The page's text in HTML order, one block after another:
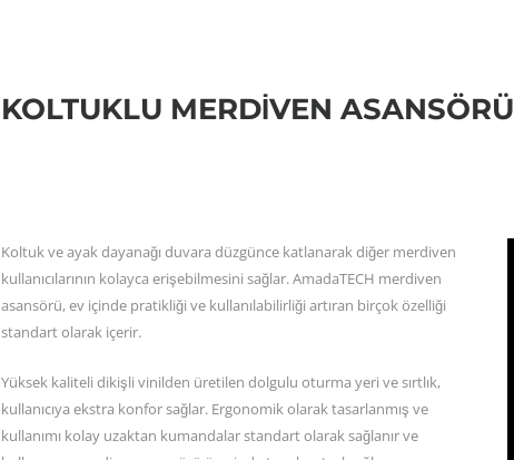
KOLTUKLU MERDIVEN ASANSÖRÜ
Koltuk ve ayak dayanağı duvara düzgünce katlanarak diğer merdiven
kullanıcılarının kolayca erişebilmesini sağlar. AmadaTECH merdiven
asansörü, ev içinde pratikliği ve kullanılabilirliği artıran birçok özelliği
standart olarak içerir.
Yüksek kaliteli dikişli vinilden üretilen dolgulu oturma yeri ve sırtlık,
kullanıcıya ekstra konfor sağlar. Ergonomik olarak tasarlanmış ve
kullanımı kolay uzaktan kumandalar standart olarak sağlanır ve